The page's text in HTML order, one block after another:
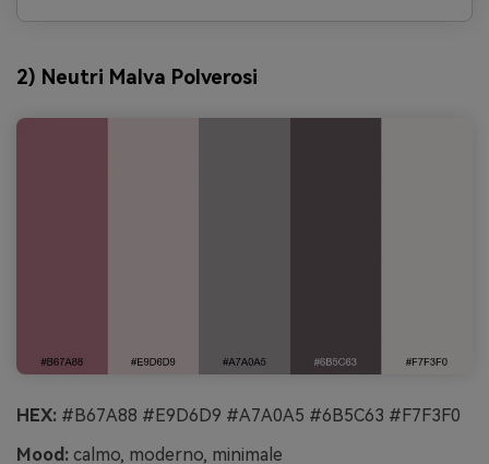
2) Neutri Malva Polverosi
HEX: #B67A88 #E9D6D9 #A7A0A5 #6B5C63 #F7F3F0
Mood: calmo, moderno, minimale